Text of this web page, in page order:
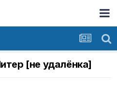
[не удалёнка]